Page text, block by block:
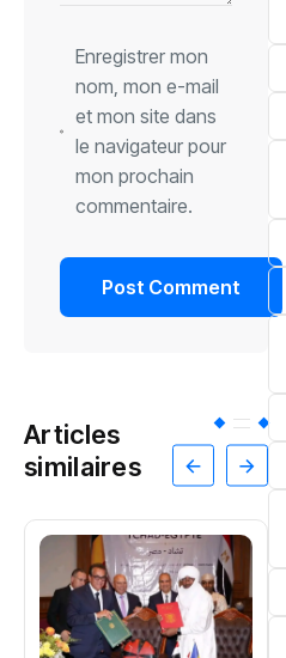
Enregistrer mon
nom, mon e-mail
et mon site dans
le navigateur pour
mon prochain
commentaire.
Articles
similaires